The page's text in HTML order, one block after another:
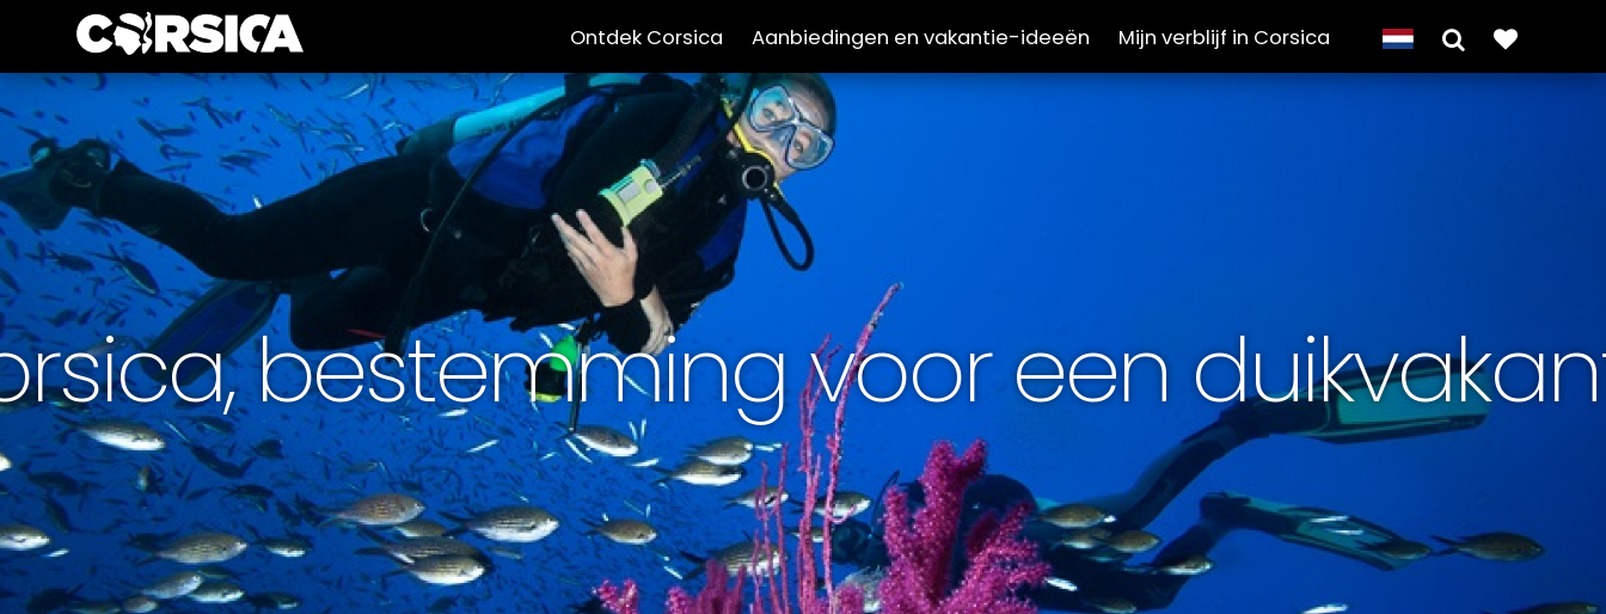
Ontdek Corsica Aanbiedingen en vakantie-ideeën Mijn verblijf in Corsica
bestemming voor een